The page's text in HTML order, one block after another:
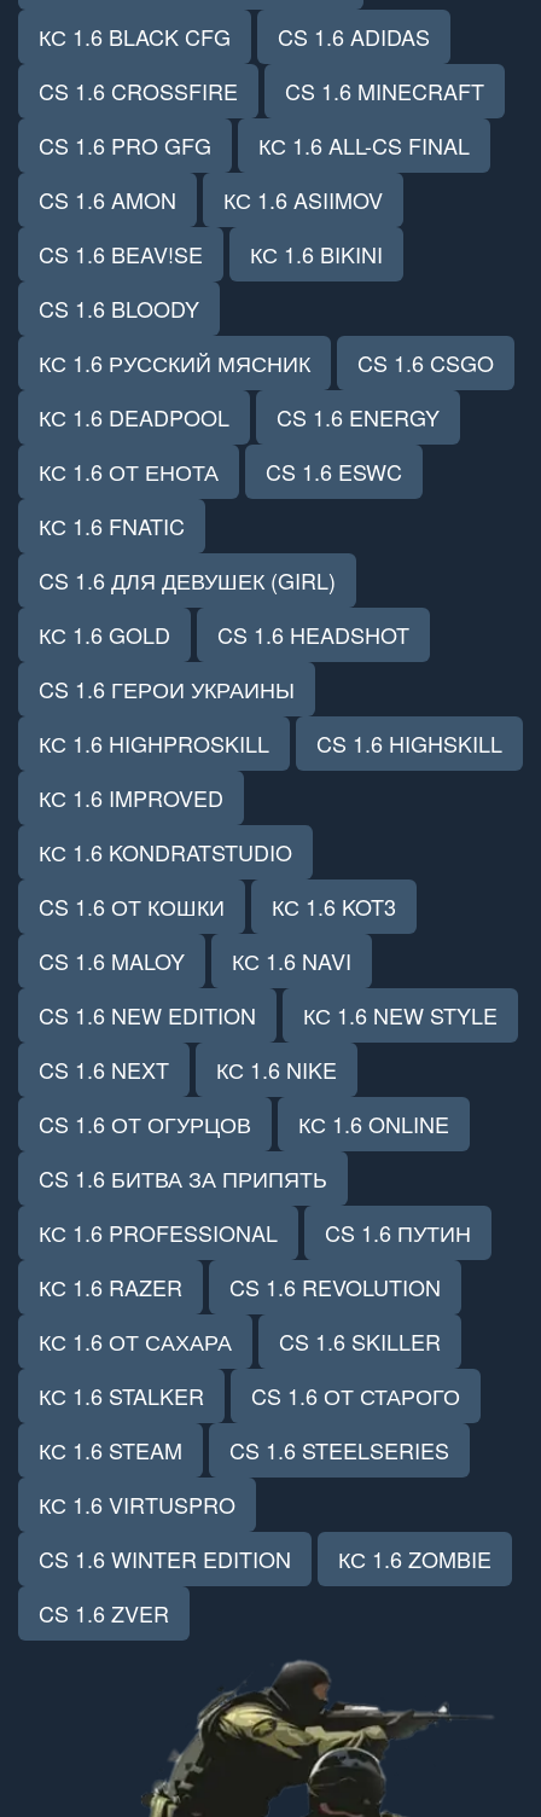
КС 1.6 BLACK CFG
CS 1.6 ADIDAS
CS 1.6 CROSSFIRE
CS 1.6 MINECRAFT
CS 1.6 PRO GFG
КС 1.6 ALL-CS FINAL
CS 1.6 AMON
КС 1.6 ASIIMOV
CS 1.6 BEAV!SE
КС 1.6 BIKINI
CS 1.6 BLOODY
КС 1.6 РУССКИЙ МЯСНИК
CS 1.6 CSGO
КС 1.6 DEADPOOL
CS 1.6 ENERGY
КС 1.6 ОТ ЕНОТА
CS 1.6 ESWC
КС 1.6 FNATIC
CS 1.6 ДЛЯ ДЕВУШЕК (GIRL)
КС 1.6 GOLD
CS 1.6 HEADSHOT
CS 1.6 ГЕРОИ УКРАИНЫ
КС 1.6 HIGHPROSKILL
CS 1.6 HIGHSKILL
КС 1.6 IMPROVED
КС 1.6 KONDRATSTUDIO
CS 1.6 ОТ КОШКИ
КС 1.6 KOT3
CS 1.6 MALOY
КС 1.6 NAVI
CS 1.6 NEW EDITION
КС 1.6 NEW STYLE
CS 1.6 NEXT
КС 1.6 NIKE
CS 1.6 ОТ ОГУРЦОВ
КС 1.6 ONLINE
CS 1.6 БИТВА ЗА ПРИПЯТЬ
КС 1.6 PROFESSIONAL
CS 1.6 ПУТИН
КС 1.6 RAZER
CS 1.6 REVOLUTION
КС 1.6 ОТ САХАРА
CS 1.6 SKILLER
КС 1.6 STALKER
CS 1.6 ОТ СТАРОГО
КС 1.6 STEAM
CS 1.6 STEELSERIES
КС 1.6 VIRTUSPRO
CS 1.6 WINTER EDITION
КС 1.6 ZOMBIE
CS 1.6 ZVER